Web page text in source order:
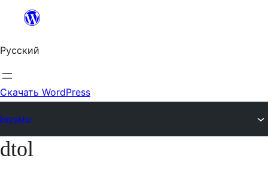
Перейти
содержимому
Русский
Скачать WordPress
Перейти
dtol